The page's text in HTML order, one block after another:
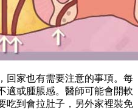
回家也有需要注意的事項。每
適或腫脹感。醫師可能會開軟
吃到會拉肚子，另外家裡裝免